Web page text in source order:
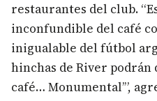
restaurantes del club.
inconfundible del café
inigualable del fútbol
hinchas de River podrán
café… Monumental’”,